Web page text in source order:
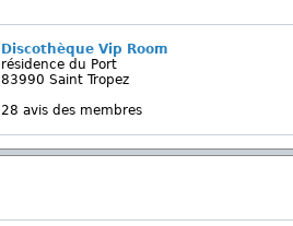
Discothèque Vip Room
résidence du Port
83990 Saint Tropez
28 avis des membres